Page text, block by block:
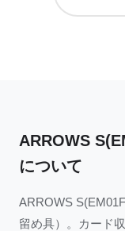
ARROWS
について
ARROWS
留め具）。カード